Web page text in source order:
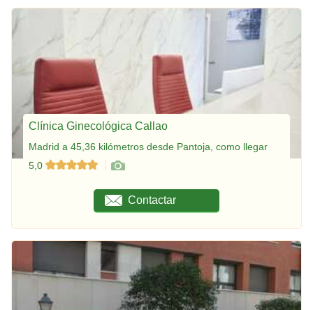
Clínica Ginecológica Callao
Madrid a 45,36 kilómetros desde Pantoja, como llegar
5,0
Contactar